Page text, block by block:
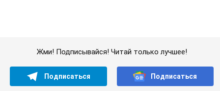
Жми! Подписывайся! Читай только лучшее!
Подписаться Подписаться